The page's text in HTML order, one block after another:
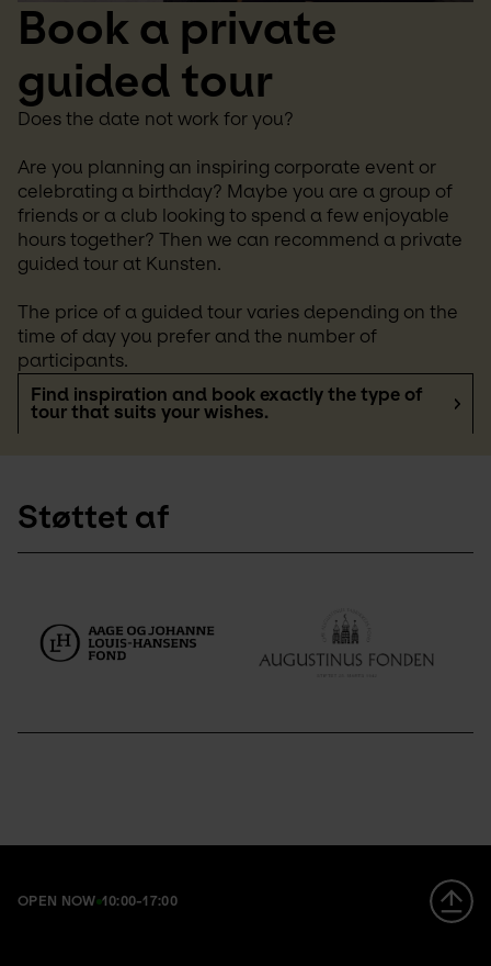
Book a private
guided tour
Does the date not work for you?
Are you planning an inspiring corporate event or
celebrating a birthday? Maybe you are a group of
friends or a club looking to spend a few enjoyable
hours together? Then we can recommend a private
guided tour at Kunsten.
The price of a guided tour varies depending on the
time of day you prefer and the number of
participants.
Find inspiration and book exactly the type of
tour that suits your wishes.
Støttet af
OPEN NOW 10:00-17:00